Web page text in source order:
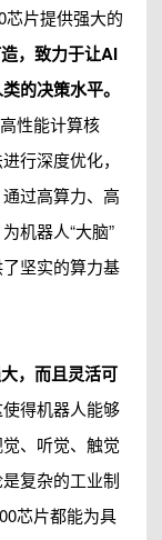
芯片提供强大的
，致力于让AI
的决策水平。
性能计算核
行深度优化，
过高算力、高
机器人“大脑”
坚实的算力基
，而且灵活可
得机器人能够
、听觉、触觉
复杂的工业制
芯片都能为具